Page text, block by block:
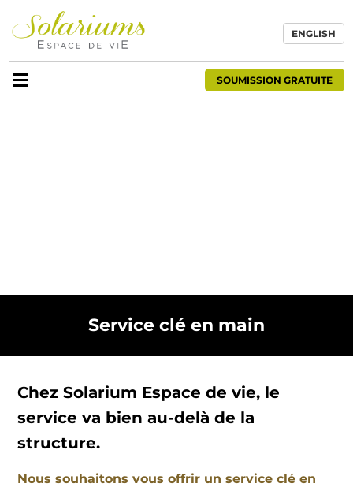
ENGLISH
SOUMISSION GRATUITE
Service clé en main
Chez Solarium Espace de vie, le
service va bien au-delà de la
structure.
Nous souhaitons vous offrir un service clé en